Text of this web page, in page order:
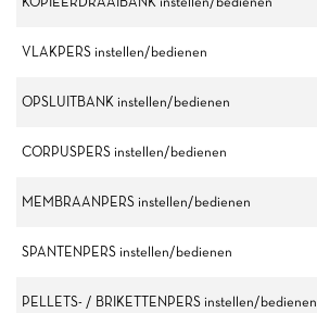
VLAKPERS instellen/bedienen
OPSLUITBANK instellen/bedienen
CORPUSPERS instellen/bedienen
MEMBRAANPERS instellen/bedienen
SPANTENPERS instellen/bedienen
PELLETS- / BRIKETTENPERS instellen/bedienen